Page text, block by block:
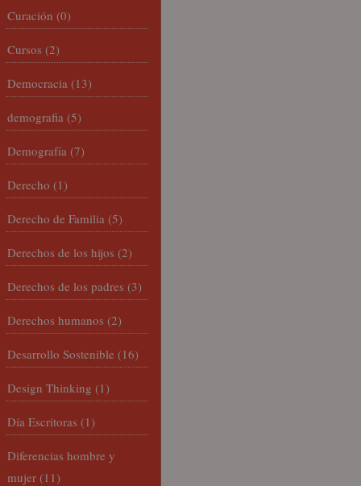
Curación (0)
Cursos (2)
Democracia (13)
demografia (5)
Demografía (7)
Derecho (1)
Derecho de Familia (5)
Derechos de los hijos (2)
Derechos de los padres (3)
Derechos humanos (2)
Desarrollo Sostenible (16)
Design Thinking (1)
Día Escritoras (1)
Diferencias hombre y
mujer (11)